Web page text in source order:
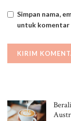
Simpan nama,
untuk komentar